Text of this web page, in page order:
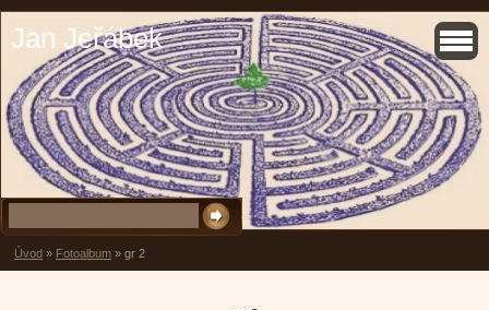
Jan Jeřábek
Úvod » Fotoalbum » gr 2